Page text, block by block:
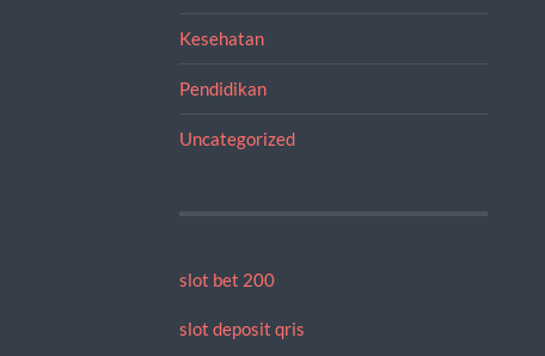
Kesehatan
Pendidikan
Uncategorized
slot bet 200
slot deposit qris